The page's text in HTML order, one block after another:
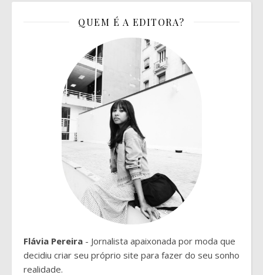
QUEM É A EDITORA?
Flávia Pereira - Jornalista apaixonada por moda que
decidiu criar seu próprio site para fazer do seu sonho
realidade.